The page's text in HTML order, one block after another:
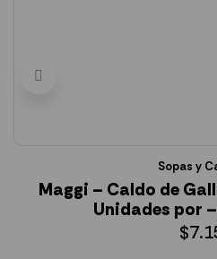
Sopas y
Maggi – Caldo de
Unidades por
$